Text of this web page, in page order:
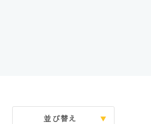
並び替え